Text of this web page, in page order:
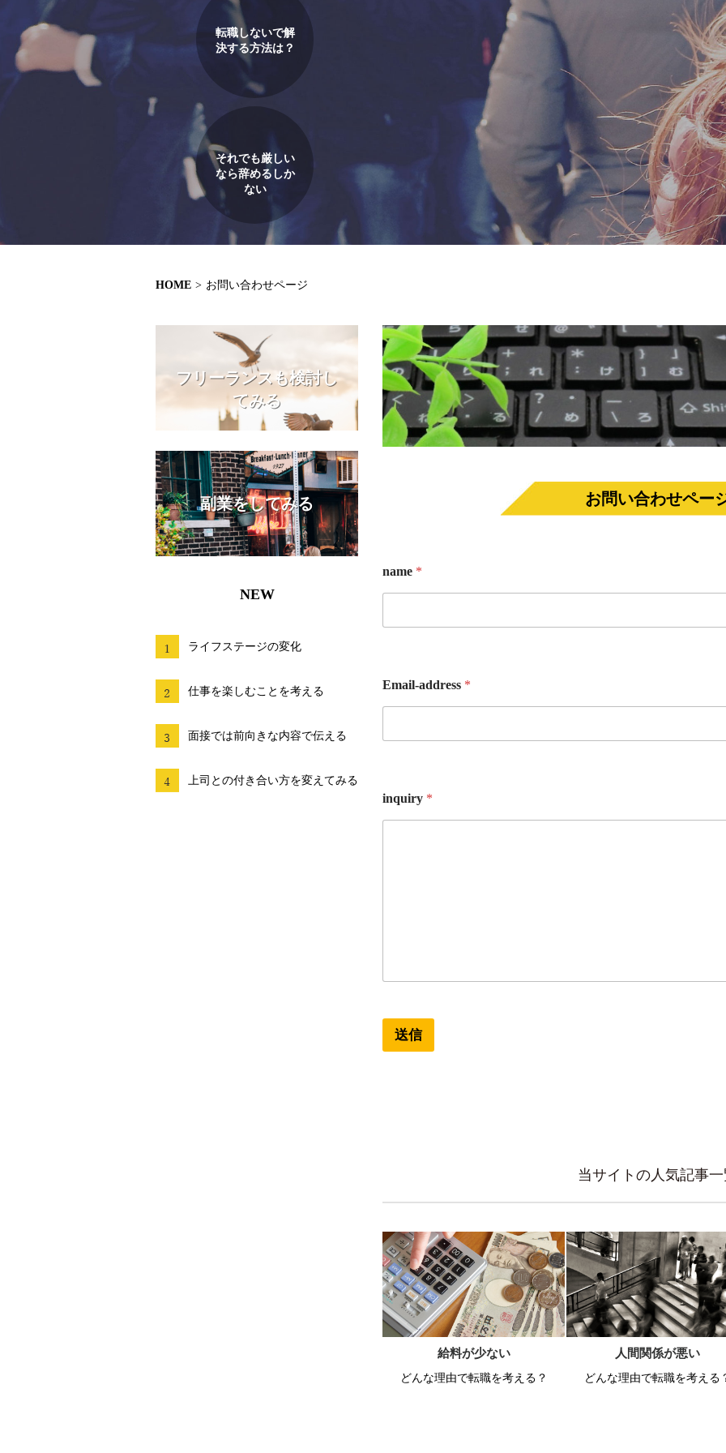
転職しないで解
決する方法は？
それでも厳しい
なら辞めるしか
ない
HOME > お問い合わせページ
フリーランスも検討し
てみる
副業をしてみる
NEW
ライフステージの変化
仕事を楽しむことを考える
面接では前向きな内容で伝える
上司との付き合い方を変えてみる
お問い合わせペー
name *
Email‐address *
a
inquiry *
送信
当サイトの人気記事
給料が少ない
どんな理由で転職を考える？
人間関係が悪い
どんな理由で転職を考える